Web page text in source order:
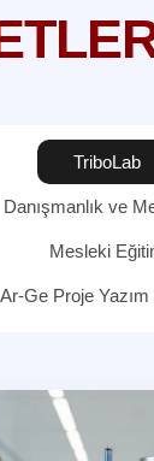
TriboLab
Danışmanlık ve
Mesleki
Ar-Ge Proje